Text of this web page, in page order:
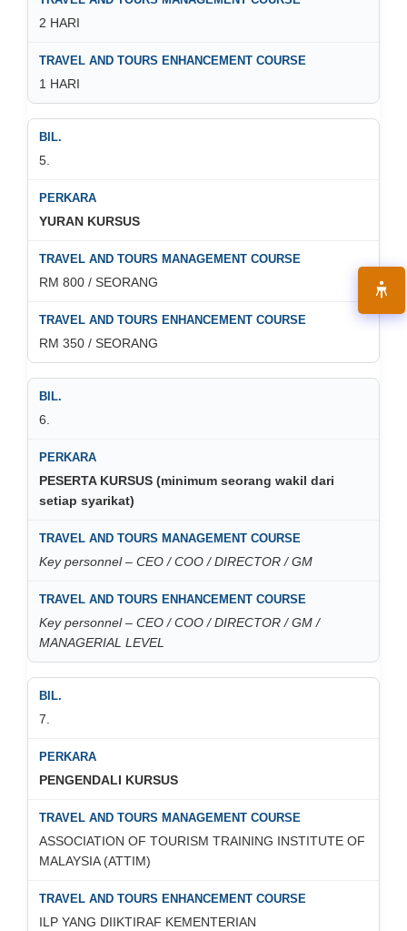
2 HARI
1 HARI
5.
YURAN KURSUS
RM 800 / SEORANG
RM 350 / SEORANG
6.
PESERTA KURSUS (minimum seorang wakil dari
setiap syarikat)
Key personnel – CEO / COO / DIRECTOR / GM
Key personnel – CEO / COO / DIRECTOR / GM /
MANAGERIAL LEVEL
7.
PENGENDALI KURSUS
ASSOCIATION OF TOURISM TRAINING INSTITUTE OF
MALAYSIA (ATTIM)
ILP YANG DIIKTIRAF KEMENTERIAN